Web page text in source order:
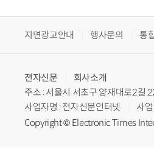
지면광고안내 행사문의 통
전자신문
회사소개
주소 : 서울시 서초구 양재대로2길
사업자명 : 전자신문인터넷
사
Copyright © Electronic Times